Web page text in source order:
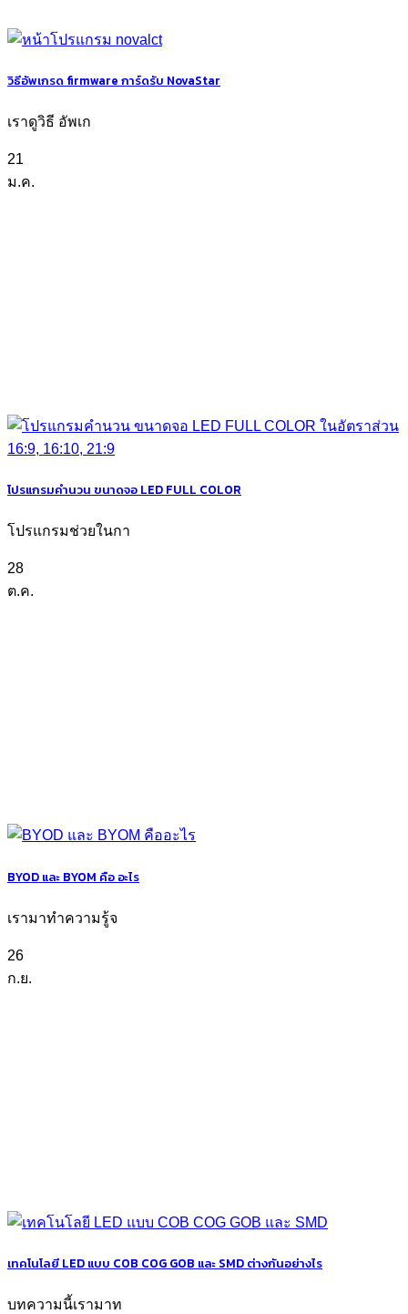
วิธีอัพเกรด firmware การ์ดรับ NovaStar
เราดูวิธี อัพเก
21
ม.ค.
โปรแกรมคำนวน ขนาดจอ LED FULL COLOR
โปรแกรมช่วยในกา
28
ต.ค.
BYOD และ BYOM คือ อะไร
เรามาทำความรู้จ
26
ก.ย.
เทคโนโลยี LED แบบ COB COG GOB และ SMD ต่างกันอย่างไร
บทความนี้เรามาท